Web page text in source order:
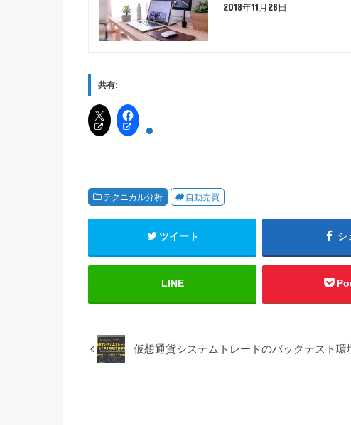
2018年11月28日
共有:
テクニカル分析 自動売買
ツイート シ
LINE
仮想通貨システムトレードのバックテスト環